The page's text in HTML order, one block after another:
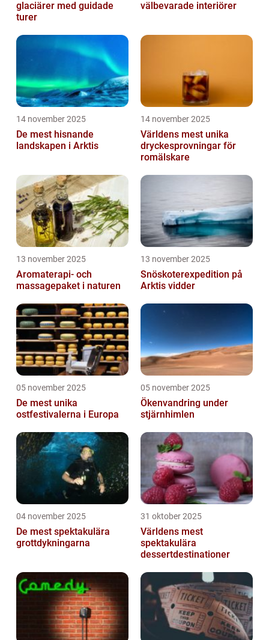
glaciärer med guidade
turer
välbevarade interiörer
14 november 2025
De mest hisnande
landskapen i Arktis
14 november 2025
Världens mest unika
dryckesprovningar för
romälskare
13 november 2025
Aromaterapi- och
massagepaket i naturen
13 november 2025
Snöskoterexpedition på
Arktis vidder
05 november 2025
De mest unika
ostfestivalerna i Europa
05 november 2025
Ökenvandring under
stjärnhimlen
04 november 2025
De mest spektakulära
grottdykningarna
31 oktober 2025
Världens mest
spektakulära
dessertdestinationer